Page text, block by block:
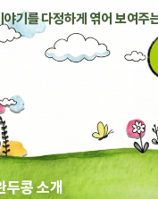
야기를 다정하게 엮어 보여주
두콩 소개